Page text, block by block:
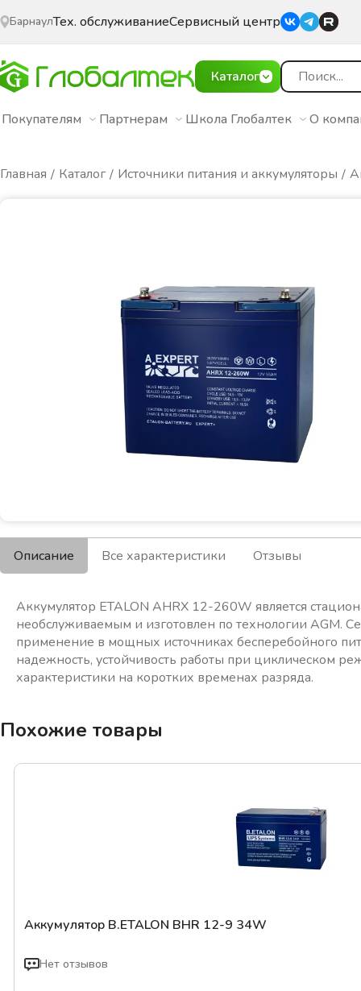
БарнаулТех. обслуживаниеСервисный центр
Каталог
Покупателям Партнерам Школа Глобалтек О
Главная Каталог Источники питания и аккумуляторы
Описание Все характеристики Отзывы
Аккумулятор ETALON AHRX 12-260W является
необслуживаемым и изготовлен по технологии AGM.
применение в мощных источниках бесперебойного
надежность, устойчивость работы при циклическом
характеристики на коротких временах разряда.
Похожие товары
Аккумулятор B.ETALON BHR 12-9 34W
Нет отзывов